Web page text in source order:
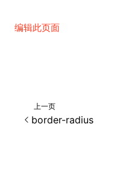
编辑此页面
上一页
border-radius